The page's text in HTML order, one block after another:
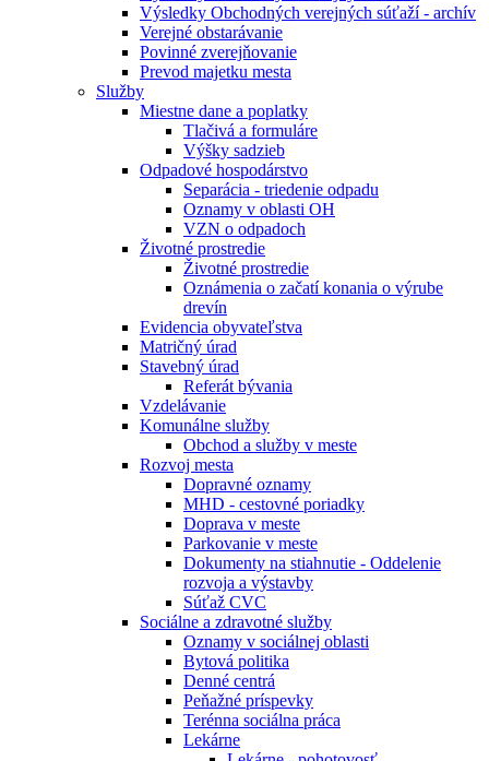
Výsledky Obchodných verejných súťaží - archív
Verejné obstarávanie
Povinné zverejňovanie
Prevod majetku mesta
Služby
Miestne dane a poplatky
Tlačivá a formuláre
Výšky sadzieb
Odpadové hospodárstvo
Separácia - triedenie odpadu
Oznamy v oblasti OH
VZN o odpadoch
Životné prostredie
Životné prostredie
Oznámenia o začatí konania o výrube
drevín
Evidencia obyvateľstva
Matričný úrad
Stavebný úrad
Referát bývania
Vzdelávanie
Komunálne služby
Obchod a služby v meste
Rozvoj mesta
Dopravné oznamy
MHD - cestovné poriadky
Doprava v meste
Parkovanie v meste
Dokumenty na stiahnutie - Oddelenie
rozvoja a výstavby
Súťaž CVC
Sociálne a zdravotné služby
Oznamy v sociálnej oblasti
Bytová politika
Denné centrá
Peňažné príspevky
Terénna sociálna práca
Lekárne